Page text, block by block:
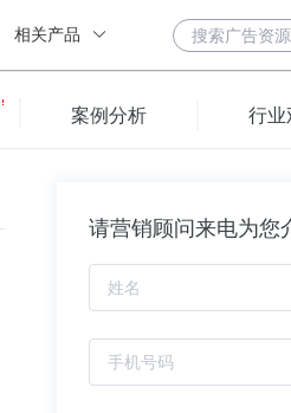
相关产品
案例分析 行业
请营销顾问来电为您